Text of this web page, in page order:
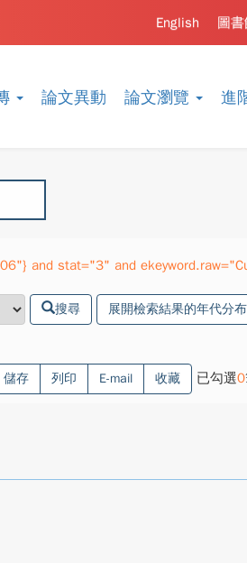
論文異動 論文瀏覽 進
圖
English
and stat="3" and
搜尋 展開檢索結果的年代分
儲存 列印 E-mail 收藏 已勾選0